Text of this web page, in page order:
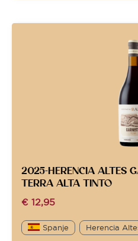
2025-HERENCIA ALTES
TERRA ALTA TINTO
€ 12,95
Spanje Herencia